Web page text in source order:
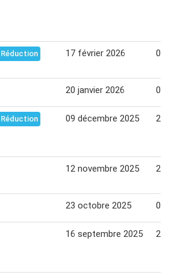
Réduction 17 février 2026 01
20 janvier 2026 01
Réduction 09 décembre 2025 21
12 novembre 2025 23
23 octobre 2025 09
16 septembre 2025 28